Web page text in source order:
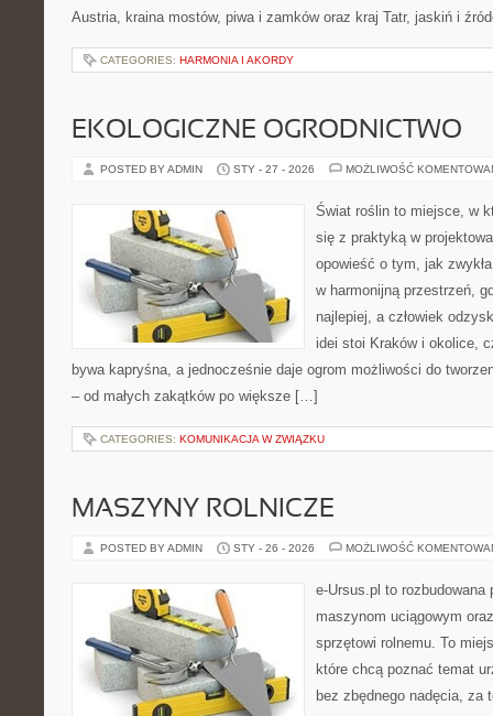
Austria, kraina mostów, piwa i zamków oraz kraj Tatr, jaskiń i
CATEGORIES: HARMONIA I AKORDY
EKOLOGICZNE OGRODNICTWO
POSTED BY ADMIN STY - 27 - 2026 MOŻLIWOŚĆ
Świat roślin to miejsce, w
się z praktyką w
opowieść o tym, jak
w harmonijną przestrzeń,
najlepiej, a człowiek
idei stoi Kraków i okolice,
bywa kapryśna, a jednocześnie daje ogrom możliwości do
– od małych zakątków po większe […]
CATEGORIES: KOMUNIKACJA W ZWIĄZKU
MASZYNY ROLNICZE
POSTED BY ADMIN STY - 26 - 2026 MOŻLIWOŚĆ
e-Ursus.pl to rozbudowana
maszynom uciągowym
sprzętowi rolnemu. To
które chcą poznać temat
bez zbędnego nadęcia, za